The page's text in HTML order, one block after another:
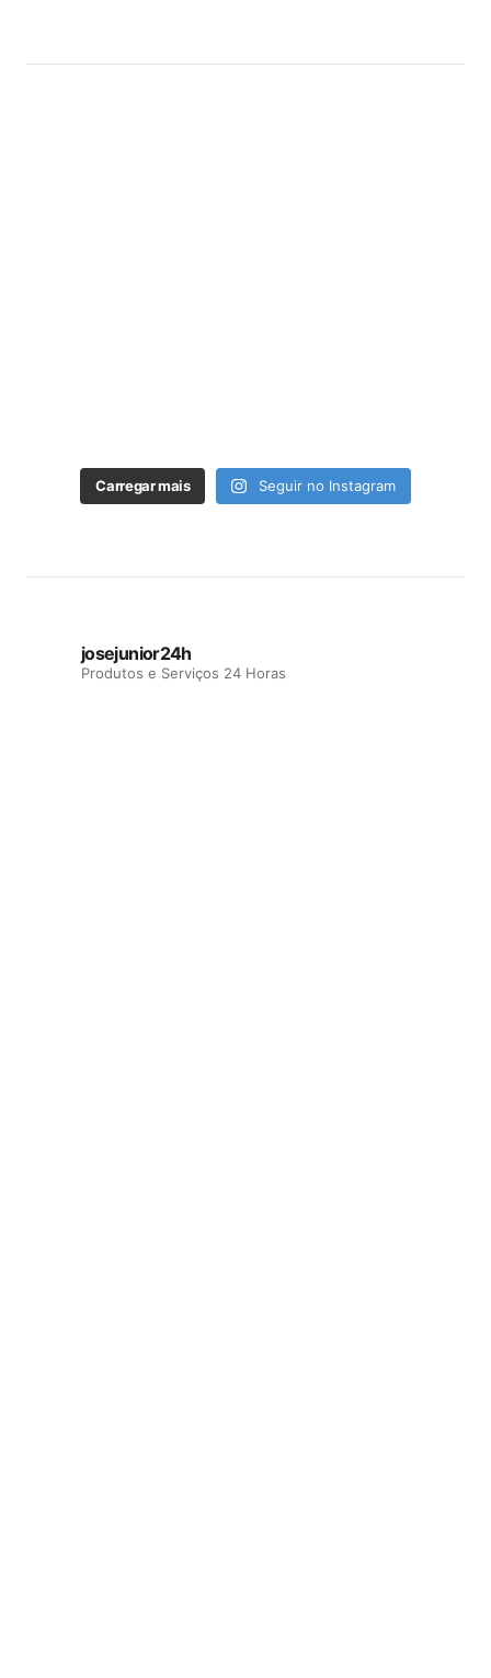
Carregar mais Seguir no Instagram
josejunior24h
Produtos e Serviços 24 Horas